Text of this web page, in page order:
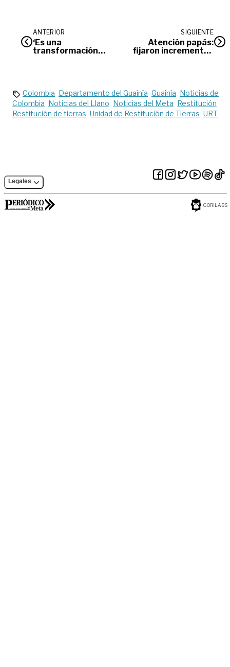
ANTERIOR
‘Es una
transformación
SIGUIENTE
Atención papás:
fijaron incrementos
Colombia Departamento del Guainía Guainía Noticias de
Colombia Noticias del Llano Noticias del Meta Restitución
Restitución de tierras Unidad de Restitución de Tierras URT
Legales
GORILABS